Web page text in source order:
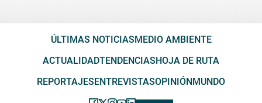
ÚLTIMAS NOTICIAS MEDIO AMBIENTE
ACTUALIDADTENDENCIAS HOJA DE RUTA
REPORTAJES ENTREVISTASOPINIÓN MUNDO